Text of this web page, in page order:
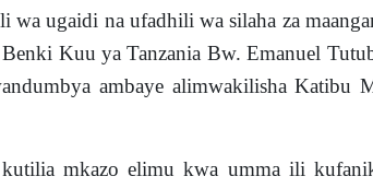
ugaidi na ufadhili wa silaha za
Kuu ya Tanzania Bw. Emanuel
ambaye alimwakilisha Katibu
mkazo elimu kwa umma ili